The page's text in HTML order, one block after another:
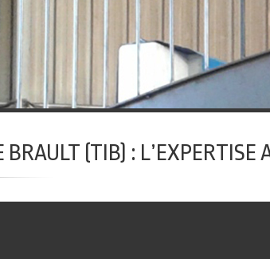
(TIB) : L’EXPERTISE